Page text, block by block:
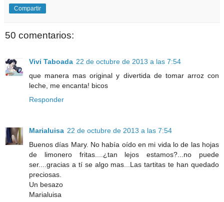
Compartir
50 comentarios:
Vivi Taboada 22 de octubre de 2013 a las 7:54
que manera mas original y divertida de tomar arroz con
leche, me encanta! bicos
Responder
Marialuisa 22 de octubre de 2013 a las 7:54
Buenos días Mary. No había oído en mi vida lo de las hojas
de limonero fritas....¿tan lejos estamos?...no puede
ser....gracias a tí se algo mas...Las tartitas te han quedado
preciosas.
Un besazo
Marialuisa